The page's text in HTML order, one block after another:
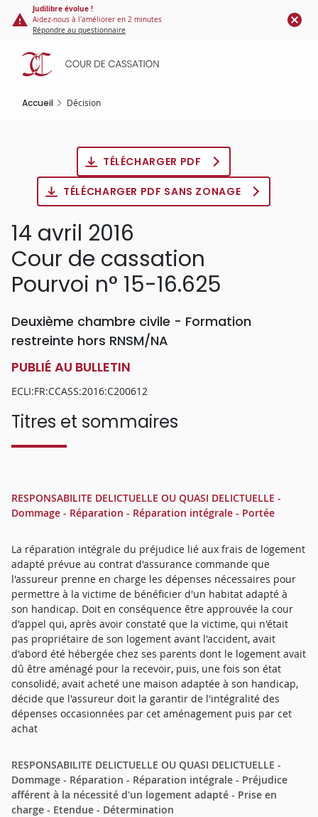
Panneau de gestion des cookies
contenu
principal
Judilibre évolue !
Aidez-nous à l'améliorer en 2 minutes
Répondre au questionnaire
Accueil Décision
TÉLÉCHARGER PDF
TÉLÉCHARGER PDF SANS ZONAGE
14 avril 2016
Cour de cassation
Pourvoi n° 15-16.625
Deuxième chambre civile - Formation
restreinte hors RNSM/NA
PUBLIÉ AU BULLETIN
ECLI:FR:CCASS:2016:C200612
Titres et sommaires
RESPONSABILITE DELICTUELLE OU QUASI DELICTUELLE -
Dommage - Réparation - Réparation intégrale - Portée
La réparation intégrale du préjudice lié aux frais de logement
adapté prévue au contrat d'assurance commande que
l'assureur prenne en charge les dépenses nécessaires pour
permettre à la victime de bénéficier d'un habitat adapté à
son handicap. Doit en conséquence être approuvée la cour
d'appel qui, après avoir constaté que la victime, qui n'était
pas propriétaire de son logement avant l'accident, avait
d'abord été hébergée chez ses parents dont le logement avait
dû être aménagé pour la recevoir, puis, une fois son état
consolidé, avait acheté une maison adaptée à son handicap,
décide que l'assureur doit la garantir de l'intégralité des
dépenses occasionnées par cet aménagement puis par cet
achat
RESPONSABILITE DELICTUELLE OU QUASI DELICTUELLE -
Dommage - Réparation - Réparation intégrale - Préjudice
afférent à la nécessité d'un logement adapté - Prise en
charge - Etendue - Détermination